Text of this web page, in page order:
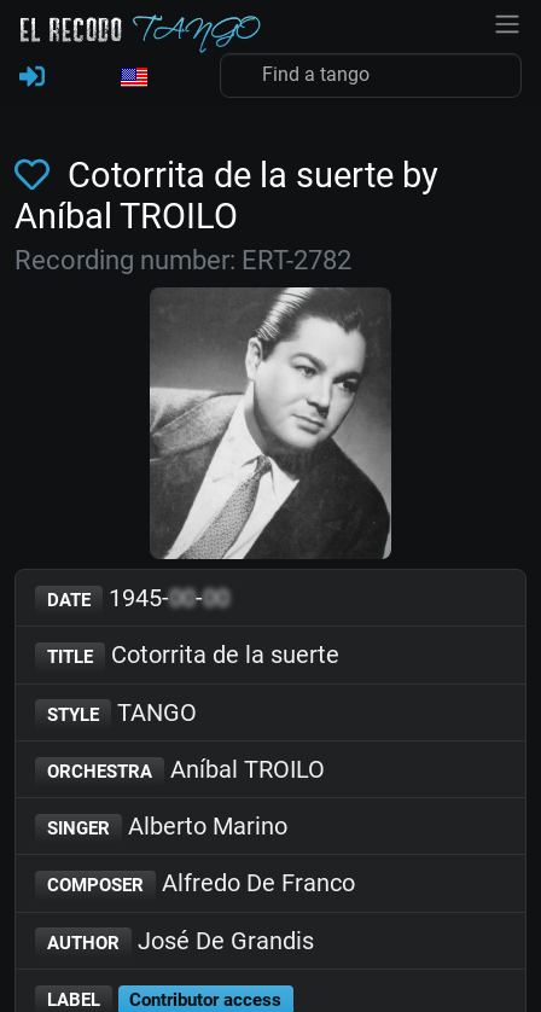
Cotorrita de la suerte by
Aníbal TROILO
Recording number: ERT-2782
DATE 1945-00-00
TITLE Cotorrita de la suerte
STYLE TANGO
ORCHESTRA Aníbal TROILO
SINGER Alberto Marino
COMPOSER Alfredo De Franco
AUTHOR José De Grandis
LABEL Contributor access